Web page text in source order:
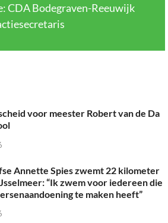
CDA Bodegraven-Reeuwijk
voor meester Robert van de Da
Annette Spies zwemt 22 kilometer
“Ik zwem voor iedereen die
te maken heeft”